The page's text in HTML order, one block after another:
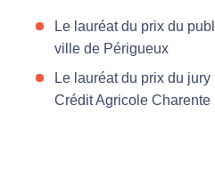
Le lauréat du prix du
ville de Périgueux
Le lauréat du prix du
Crédit Agricole Charente